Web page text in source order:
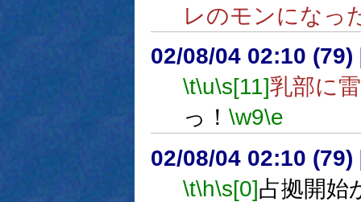
レのモンになっ
02/08/04 02:10 (79)
\t\u\s[11]乳部に
っ！ \w9\e
02/08/04 02:10 (79)
\t\h\s[0]占拠開始